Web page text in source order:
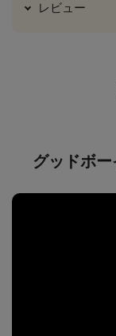
レビュー
グッドボ